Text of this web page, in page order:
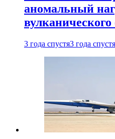
аномальный
вулканического
3 года спустя3 года спустя